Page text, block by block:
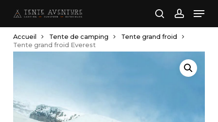
main
content
search
Accueil Tente de camping
Tente grand froid
Tente grand froid Everest